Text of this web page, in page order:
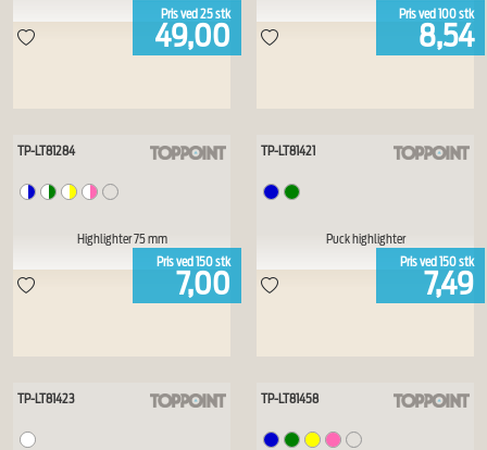
Pris ved 25stk
49,00
Pris ved 100stk
8,54
TP-LT81284
Highlighter 75 mm
Pris ved 150stk
7,00
TP-LT81421
Puck highlighter
Pris ved 150stk
7,49
TP-LT81423 TP-LT81458